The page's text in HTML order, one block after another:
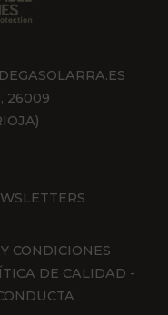
26009
CONDICIONES
DE CALIDAD -